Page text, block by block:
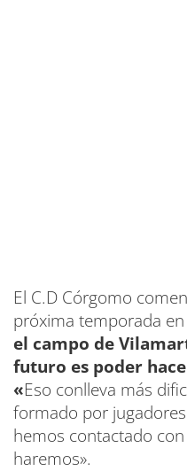
El C.D Córgomo
próxima temporada en
el campo de
futuro es poder
«Eso conlleva más
formado por
hemos contactado
haremos».